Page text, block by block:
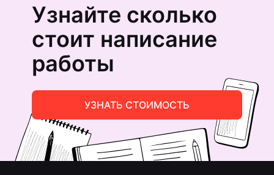
Узнайте сколько
стоит написание
работы
УЗНАТЬ СТОИМОСТЬ